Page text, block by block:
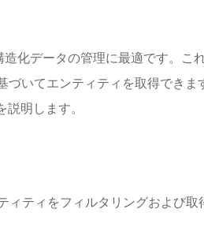
化データの管理に最適です。こ
づいてエンティティを取得できま
明します。
ィティをフィルタリングおよび取